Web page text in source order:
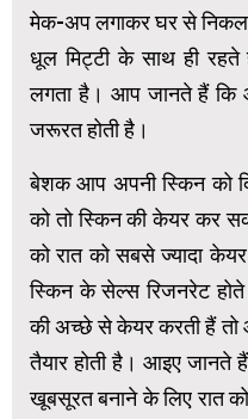
मेक-अप लगाकर घर से
धूल मिट्टी के साथ ही रहते
लगता है। आप जानते हैं कि
जरूरत होती है।
बेशक आप अपनी स्किन को
को तो स्किन की केयर कर
को रात को सबसे ज्यादा
स्किन के सेल्स रिजनरेट
की अच्छे से केयर करती हैं
तैयार होती है। आइए
खूबसूरत बनाने के लिए रात